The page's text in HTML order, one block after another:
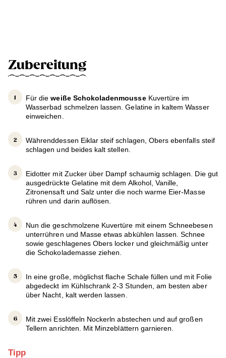
Zubereitung
Für dieweiße SchokoladenmousseKuvertüre im
Wasserbad schmelzen lassen. Gelatine in kaltem Wasser
einweichen.
Währenddessen Eiklar steif schlagen, Obers ebenfalls steif
schlagen und beides kalt stellen.
Eidotter mit Zucker über Dampf schaumig schlagen. Die gut
ausgedrückte Gelatine mit dem Alkohol, Vanille,
Zitronensaft und Salz unter die noch warme Eier-Masse
rühren und darin auflösen.
Nun die geschmolzene Kuvertüre mit einem Schneebesen
unterrühren und Masse etwas abkühlen lassen. Schnee
sowie geschlagenes Obers locker und gleichmäßig unter
die Schokolademasse ziehen.
In eine große, möglichst flache Schale füllen und mit Folie
abgedeckt im Kühlschrank 2-3 Stunden, am besten aber
über Nacht, kalt werden lassen.
Mit zwei Esslöffeln Nockerln abstechen und auf großen
Tellern anrichten. Mit Minzeblättern garnieren.
Tipp